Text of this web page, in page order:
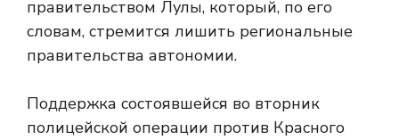
правительством Лулы, который, по его
словам, стремится лишить региональные
правительства автономии.
Поддержка состоявшейся во вторник
полицейской операции против Красного